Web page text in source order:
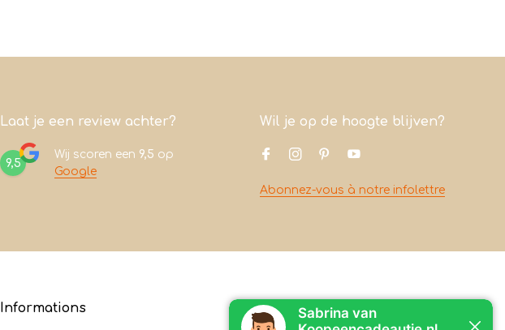
Laat je een review achter?
9,5
Wij scoren een 9,5 op
Google
Wil je op de hoogte blijven?
Abonnez-vous à notre infolettre
Informations Contact